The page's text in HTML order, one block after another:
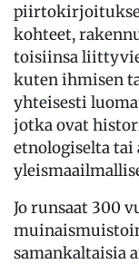
kohteet,
toisiinsa
kuten ihmisen
yhteisesti
jotka ovat
etnologiselta tai
Jo runsaat 300
samankaltaisia